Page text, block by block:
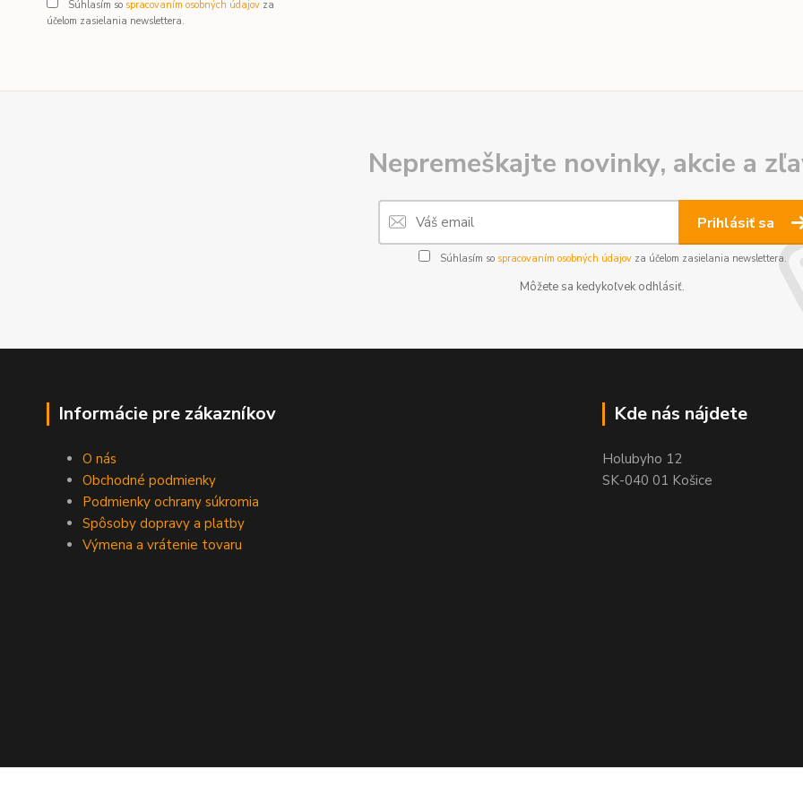
Súhlasím so spracovaním osobných údajov za
účelom zasielania newslettera.
Nepremeškajte novinky, akcie a
Prihlásiť sa
Súhlasím so spracovaním osobných údajovza účelom zasielania newslettera.
Môžete sa kedykoľvek odhlásiť.
Informácie pre zákazníkov
O nás
Obchodné podmienky
Podmienky ochrany súkromia
Spôsoby dopravy a platby
Výmena a vrátenie tovaru
Kde nás nájdete
Holubyho 12
SK-040 01 Košice